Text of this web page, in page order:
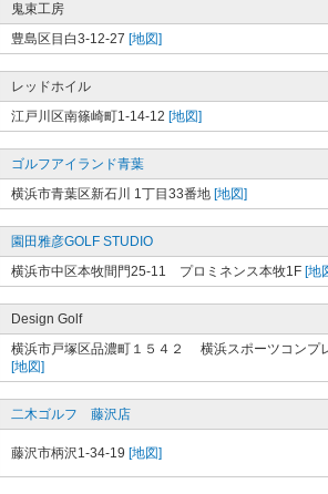
鬼束工房
豊島区目白3-12-27 [地図]
レッドホイル
江戸川区南篠崎町1-14-12 [地図]
ゴルフアイランド青葉
横浜市青葉区新石川 1丁目33番地 [地図]
園田雅彦GOLF STUDIO
横浜市中区本牧間門25-11 プロミネンス本牧1F [地
Design Golf
横浜市戸塚区品濃町１５４２ 横浜スポーツコンプ
[地図]
二木ゴルフ 藤沢店
藤沢市柄沢1-34-19 [地図]